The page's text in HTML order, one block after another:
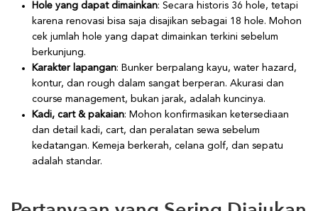
Hole yang dapat dimainkan: Secara historis 36 hole, tetapi
karena renovasi bisa saja disajikan sebagai 18 hole. Mohon
cek jumlah hole yang dapat dimainkan terkini sebelum
berkunjung.
Karakter lapangan: Bunker berpalang kayu, water hazard,
kontur, dan rough dalam sangat berperan. Akurasi dan
course management, bukan jarak, adalah kuncinya.
Kadi, cart & pakaian: Mohon konfirmasikan ketersediaan
dan detail kadi, cart, dan peralatan sewa sebelum
kedatangan. Kemeja berkerah, celana golf, dan sepatu
adalah standar.